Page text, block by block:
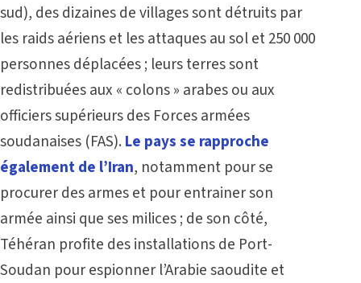
sud), des dizaines de villages sont détruits par
les raids aériens et les attaques au sol et 250 000
personnes déplacées ; leurs terres sont
redistribuées aux « colons » arabes ou aux
officiers supérieurs des Forces armées
soudanaises (FAS). Le pays se rapproche
également de l’Iran, notamment pour se
procurer des armes et pour entrainer son
armée ainsi que ses milices ; de son côté,
Téhéran profite des installations de Port-
Soudan pour espionner l’Arabie saoudite et